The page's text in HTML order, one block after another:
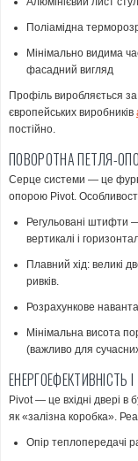
Поліамідна
Мінімально видима
фасадний вигляд
Профіль виробляється
європейських виробників
постійно.
ПОВОРОТНА ПЕТЛЯ-
Серце системи — це
опорою Pivot.
Регульовані штифти
вертикалі і
Плавний хід: великі
ривків.
Розрахункове
Мінімальна висота
(важливо для
ЕНЕРГОЕФЕКТИВНІСТЬ
Pivot — це вхідні двері в
як «залізна коробка».
Опір теплопередачі